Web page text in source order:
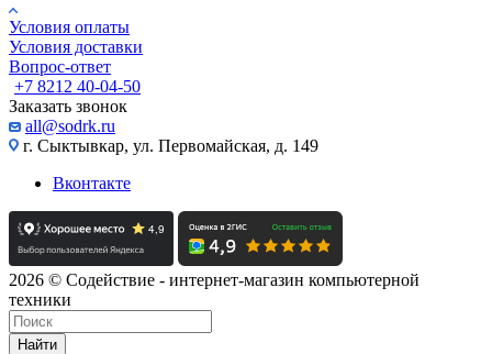
Условия оплаты
Условия доставки
Вопрос-ответ
+7 8212 40-04-50
Заказать звонок
all@sodrk.ru
г. Сыктывкар, ул. Первомайская, д. 149
Вконтакте
2026 © Содействие - интернет-магазин компьютерной
техники
Найти